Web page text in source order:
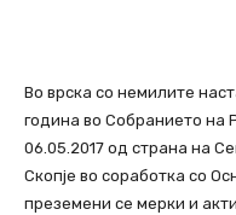
Во врска со немилите
година во Собранието на
06.05.2017 од страна на
Скопје во соработка со
преземени се мерки и